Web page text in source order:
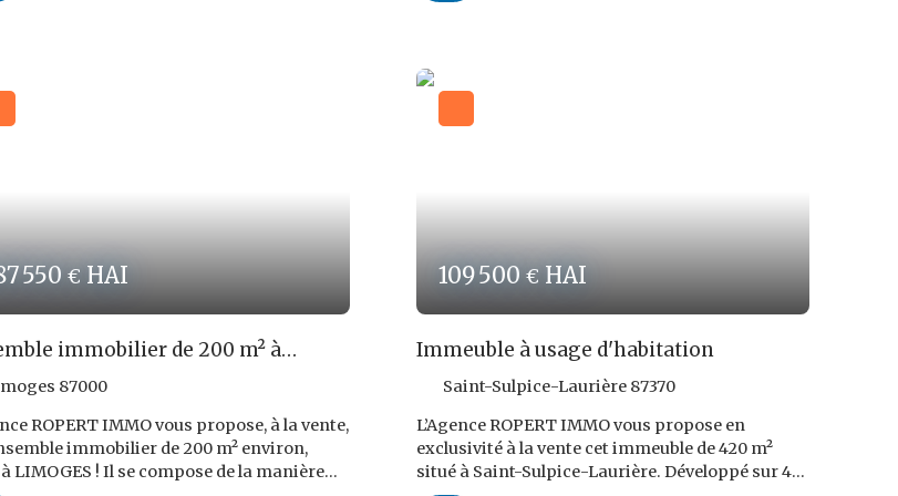
à visiter rapidement ! Offre à exploiter !
sur les risques auxquels ce
est exposé sont disponibles sur le site :
d'honoraires d'agence, soit 9,6 % TTC du Prix
Net Vendeur, à charge de l'acquéreur. Bon Etat
Général ! Appartement de Fonction ! Les risques
550€HAI
immobilier de 200 m² à
87000
ROPERT IMMO vous propose, à la vente,
immobilier de 200 m² environ,
LIMOGES ! Il se compose de la manière
109 500€HAI
Immeuble à usage d'habitation
Saint-Sulpice-Laurière 87370
L’Agence ROPERT IMMO vous propose en
exclusivité à la vente cet immeuble de 420 m²
situé à Saint-Sulpice-Laurière. Développé sur 4